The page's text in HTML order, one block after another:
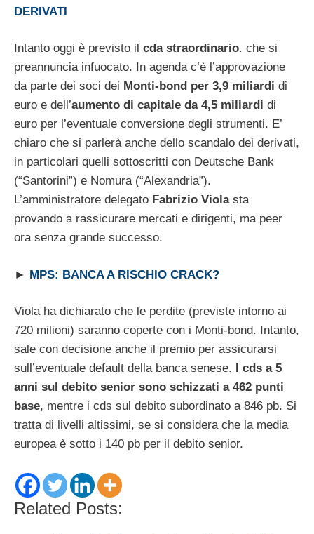
DERIVATI
Intanto oggi è previsto il cda straordinario. che si
preannuncia infuocato. In agenda c’è l’approvazione
da parte dei soci dei Monti-bond per 3,9 miliardi di
euro e dell’aumento di capitale da 4,5 miliardi di
euro per l’eventuale conversione degli strumenti. E’
chiaro che si parlerà anche dello scandalo dei derivati,
in particolari quelli sottoscritti con Deutsche Bank
(“Santorini”) e Nomura (“Alexandria”).
L’amministratore delegato Fabrizio Viola sta
provando a rassicurare mercati e dirigenti, ma peer
ora senza grande successo.
► MPS: BANCA A RISCHIO CRACK?
Viola ha dichiarato che le perdite (previste intorno ai
720 milioni) saranno coperte con i Monti-bond. Intanto,
sale con decisione anche il premio per assicurarsi
sull’eventuale default della banca senese.
I cds a 5
anni sul debito senior sono schizzati a 462 punti
base, mentre i cds sul debito subordinato a 846 pb. Si
tratta di livelli altissimi, se si considera che la media
europea è sotto i 140 pb per il debito senior.
Related Posts: